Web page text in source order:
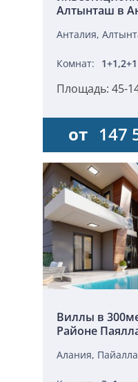
Алтынташ в
Анталия,
Комнат: 1+1,2+1
Площадь: 45-
от 147
Виллы в
Районе
Алания,